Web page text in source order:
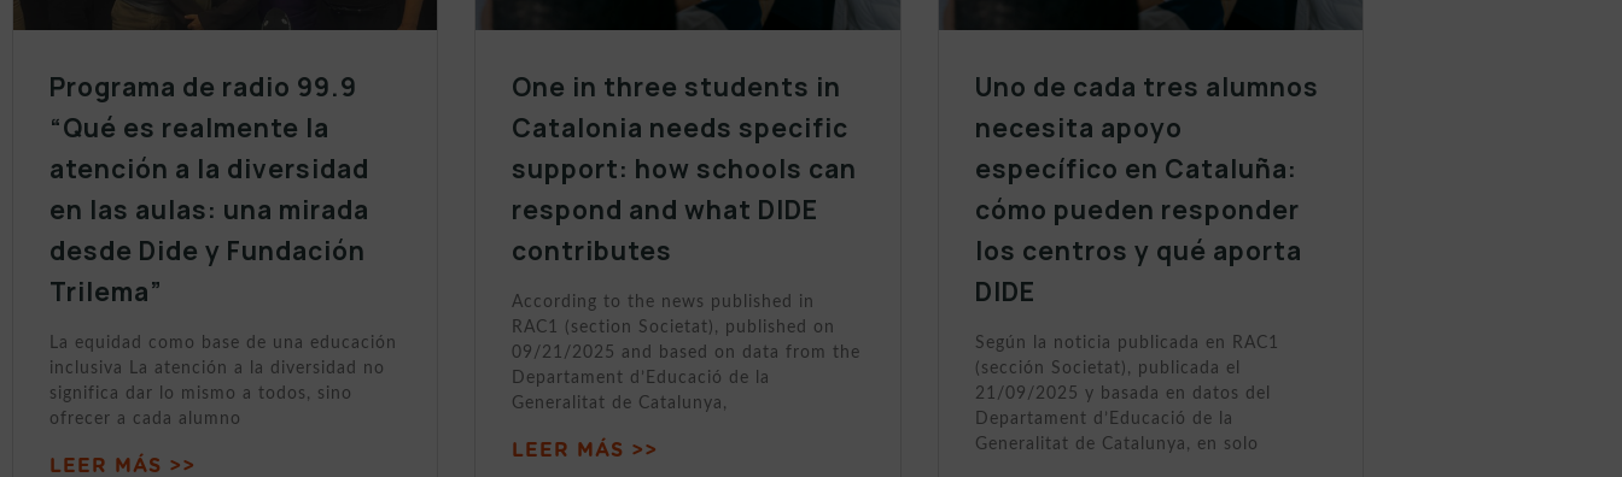
Programa de radio 99.9
“Qué es realmente la
atención a la diversidad
en las aulas: una mirada
desde Dide y Fundación
Trilema”
La equidad como base de una educación
inclusiva La atención a la diversidad no
significa dar lo mismo a todos, sino
ofrecer a cada alumno
LEER MÁS >>
One in three students in
Catalonia needs specific
support: how schools can
respond and what DIDE
contributes
According to the news published in
RAC1 (section Societat), published on
09/21/2025 and based on data from the
Departament d’Educació de la
Generalitat de Catalunya,
LEER MÁS >>
Uno de cada tres alumnos
necesita apoyo
específico en Cataluña:
cómo pueden responder
los centros y qué aporta
DIDE
Según la noticia publicada en RAC1
(sección Societat), publicada el
21/09/2025 y basada en datos del
Departament d’Educació de la
Generalitat de Catalunya, en solo